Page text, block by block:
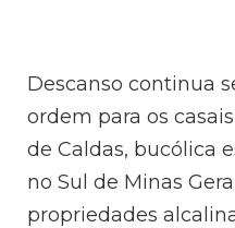
Descanso continua
ordem para os
de Caldas, bucólica
no Sul de Minas
propriedades